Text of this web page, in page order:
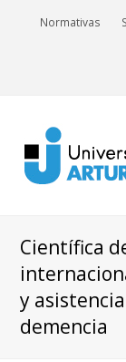
Normativas
Científica
y
demencia